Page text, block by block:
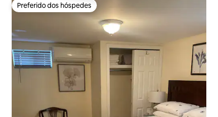
Preferido dos hóspedes
Preferido dos hóspedes